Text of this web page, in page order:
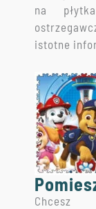
na
istotne
Chcesz